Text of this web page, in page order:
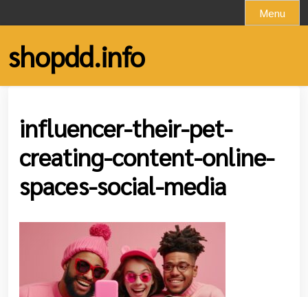
to
content
Menu
shopdd.info
influencer-their-pet-
creating-content-online-
spaces-social-media